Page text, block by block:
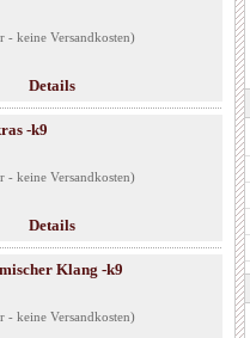
- keine Versandkosten)
Details
-k9
- keine Versandkosten)
Details
Klang -k9
- keine Versandkosten)